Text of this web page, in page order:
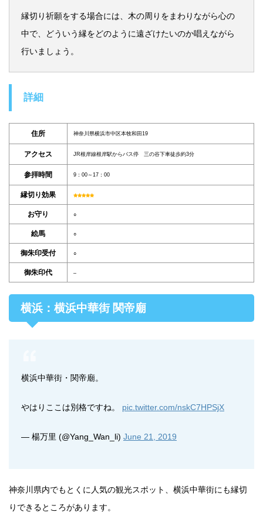
縁切り祈願をする場合には、木の周りをまわりながら心の
中で、どういう縁をどのように遠ざけたいのか唱えながら
行いましょう。
詳細
住所 神奈川県横浜市中区本牧和田19
アクセス JR根岸線根岸駅からバス停 三の谷下車徒歩約3分
参拝時間 9：00～17：00
縁切り効果
お守り ○
絵馬 ○
御朱印受付 ○
御朱印代 –
横浜：横浜中華街 関帝廟
横浜中華街・関帝廟。
やはりここは別格ですね。 pic.twitter.com/nskC7HPSjX
— 楊万里 (@Yang_Wan_li) June 21, 2019
神奈川県内でもとくに人気の観光スポット、横浜中華街にも縁切
りできるところがあります。